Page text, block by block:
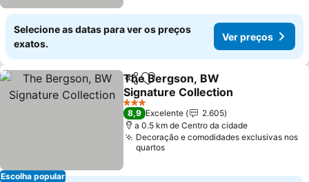
Selecione as datas para ver os preços
exatos.
Ver preços
Escolha popular
PartilharAdicionar aos favoritos
The Bergson, BW
Signature Collection
3 Estrelas
8,9 Excelente
2.605
a 0.5 km de Centro da cidade
Decoração e comodidades exclusivas nos
quartos